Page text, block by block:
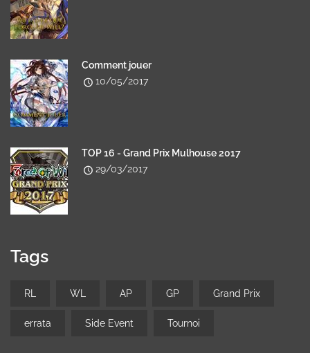
Comment jouer
10/05/2017
TOP 16 - Grand Prix Mulhouse 2017
29/03/2017
Tags
RL WL AP GP Grand Prix
errata Side Event Tournoi